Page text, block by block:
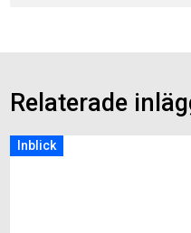
Relaterade
Inblick